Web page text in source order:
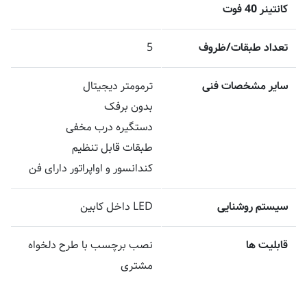
کانتینر 40 فوت
تعداد طبقات/ظروف 5
سایر مشخصات فنی
ترمومتر دیجیتال
بدون برفک
دستگیره درب مخفی
طبقات قابل تنظیم
کندانسور و اواپراتور دارای فن
سیستم روشنایی LED داخل کابین
قابلیت ها
نصب برچسب با طرح دلخواه
مشتری